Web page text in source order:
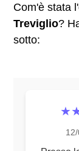
Com'è stata
Treviglio?
sotto: